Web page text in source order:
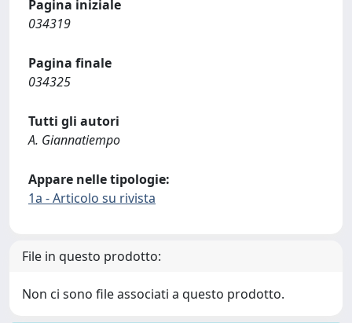
Pagina iniziale
034319
Pagina finale
034325
Tutti gli autori
A. Giannatiempo
Appare nelle tipologie:
1a - Articolo su rivista
File in questo prodotto:
Non ci sono file associati a questo prodotto.